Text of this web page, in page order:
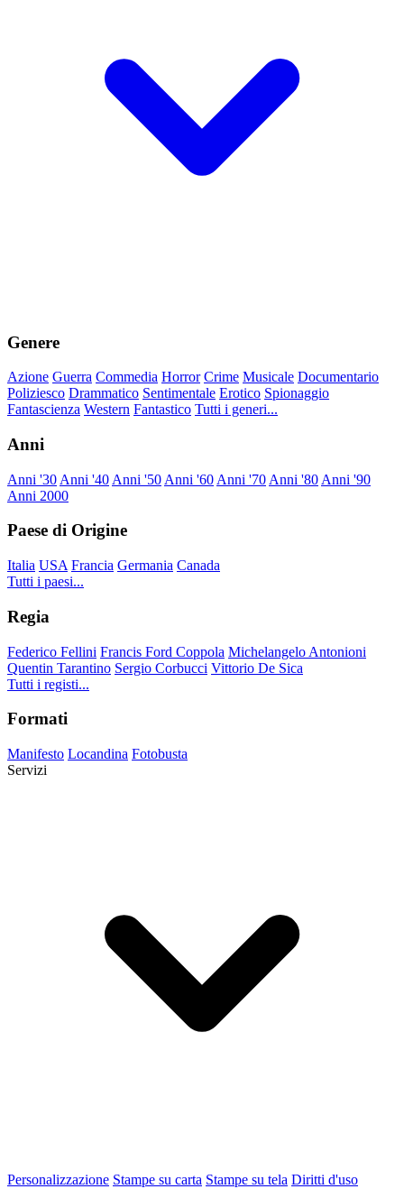
Genere
Azione Guerra Commedia Horror Crime Musicale Documentario
Poliziesco Drammatico Sentimentale Erotico Spionaggio
Fantascienza Western Fantastico Tutti i generi...
Anni
Anni '30 Anni '40 Anni '50 Anni '60 Anni '70 Anni '80 Anni '90
Anni 2000
Paese di Origine
Italia USA Francia Germania Canada
Tutti i paesi...
Regia
Federico Fellini Francis Ford Coppola Michelangelo Antonioni
Quentin Tarantino Sergio Corbucci Vittorio De Sica
Tutti i registi...
Formati
Manifesto Locandina Fotobusta
Servizi
Personalizzazione Stampe su carta Stampe su tela Diritti d'uso